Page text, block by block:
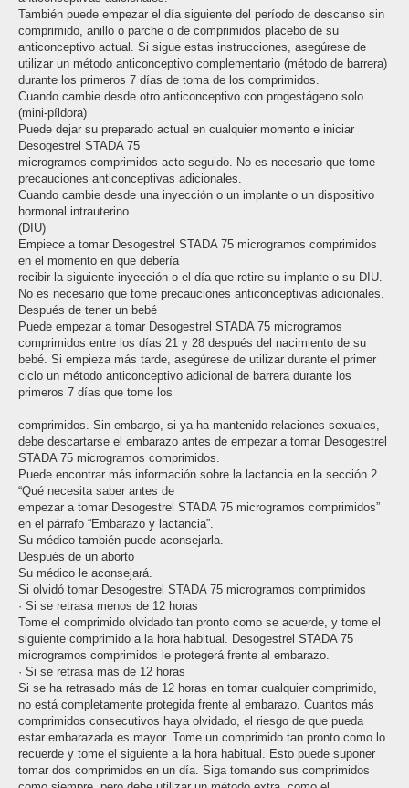
También puede empezar el día siguiente del período de descanso sin
comprimido, anillo o parche o de comprimidos placebo de su
anticonceptivo actual. Si sigue estas instrucciones, asegúrese de
utilizar un método anticonceptivo complementario (método de barrera)
durante los primeros 7 días de toma de los comprimidos.
Cuando cambie desde otro anticonceptivo con progestágeno solo
(mini-píldora)
Puede dejar su preparado actual en cualquier momento e iniciar
Desogestrel STADA 75
microgramos comprimidos acto seguido. No es necesario que tome
precauciones anticonceptivas adicionales.
Cuando cambie desde una inyección o un implante o un dispositivo
hormonal intrauterino
(DIU)
Empiece a tomar Desogestrel STADA 75 microgramos comprimidos
en el momento en que debería
recibir la siguiente inyección o el día que retire su implante o su DIU.
No es necesario que tome precauciones anticonceptivas adicionales.
Después de tener un bebé
Puede empezar a tomar Desogestrel STADA 75 microgramos
comprimidos entre los días 21 y 28 después del nacimiento de su
bebé. Si empieza más tarde, asegúrese de utilizar durante el primer
ciclo un método anticonceptivo adicional de barrera durante los
primeros 7 días que tome los
comprimidos. Sin embargo, si ya ha mantenido relaciones sexuales,
debe descartarse el embarazo antes de empezar a tomar Desogestrel
STADA 75 microgramos comprimidos.
Puede encontrar más información sobre la lactancia en la sección 2
“Qué necesita saber antes de
empezar a tomar Desogestrel STADA 75 microgramos comprimidos”
en el párrafo “Embarazo y lactancia”.
Su médico también puede aconsejarla.
Después de un aborto
Su médico le aconsejará.
Si olvidó tomar Desogestrel STADA 75 microgramos comprimidos
· Si se retrasa menos de 12 horas
Tome el comprimido olvidado tan pronto como se acuerde, y tome el
siguiente comprimido a la hora habitual. Desogestrel STADA 75
microgramos comprimidos le protegerá frente al embarazo.
· Si se retrasa más de 12 horas
Si se ha retrasado más de 12 horas en tomar cualquier comprimido,
no está completamente protegida frente al embarazo. Cuantos más
comprimidos consecutivos haya olvidado, el riesgo de que pueda
estar embarazada es mayor. Tome un comprimido tan pronto como lo
recuerde y tome el siguiente a la hora habitual. Esto puede suponer
tomar dos comprimidos en un día. Siga tomando sus comprimidos